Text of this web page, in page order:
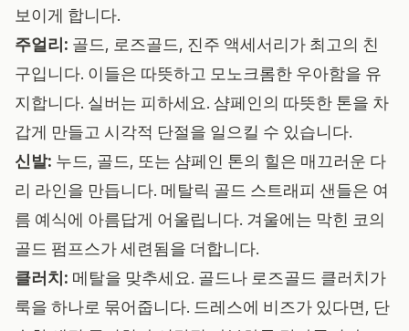
보이게 합니다.
주얼리: 골드, 로즈골드, 진주 액세서리가 최고의 친
구입니다. 이들은 따뜻하고 모노크롬한 우아함을 유
지합니다. 실버는 피하세요. 샴페인의 따뜻한 톤을 차
갑게 만들고 시각적 단절을 일으킬 수 있습니다.
신발: 누드, 골드, 또는 샴페인 톤의 힐은 매끄러운 다
리 라인을 만듭니다. 메탈릭 골드 스트래피 샌들은 여
름 예식에 아름답게 어울립니다. 겨울에는 막힌 코의
골드 펌프스가 세련됨을 더합니다.
클러치: 메탈을 맞추세요. 골드나 로즈골드 클러치가
룩을 하나로 묶어줍니다. 드레스에 비즈가 있다면, 단